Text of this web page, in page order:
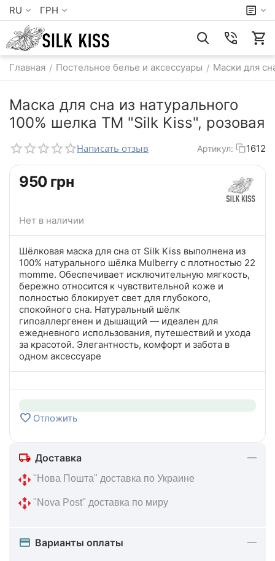
RU ГРН
Главная / Постельное белье и аксессуары / Маски для
Маска для сна из натурального
100% шелка TM "Silk Kiss", розовая
Написать отзыв Артикул: 1612
‍950‍ грн
Нет в наличии
Шёлковая маска для сна от Silk Kiss выполнена из
100% натурального шёлка Mulberry с плотностью 22
momme. Обеспечивает исключительную мягкость,
бережно относится к чувствительной коже и
полностью блокирует свет для глубокого,
спокойного сна. Натуральный шёлк
гипоаллергенен и дышащий — идеален для
ежедневного использования, путешествий и ухода
за красотой. Элегантность, комфорт и забота в
одном аксессуаре
Отложить
Доставка
"Нова Пошта" доставка по Украине
"Nova Post" доставка по миру
Варианты оплаты